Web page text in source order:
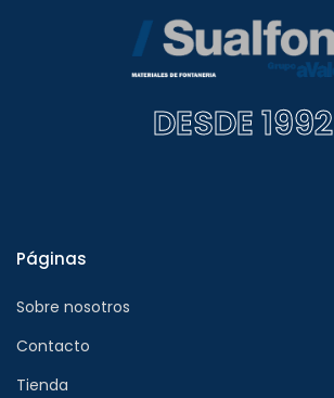
DESDE 1992
Páginas
Sobre nosotros
Contacto
Tienda